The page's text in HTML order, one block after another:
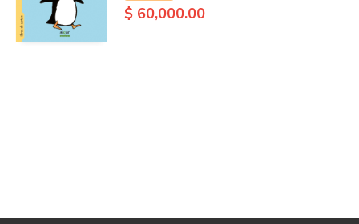
$ 60,000.00